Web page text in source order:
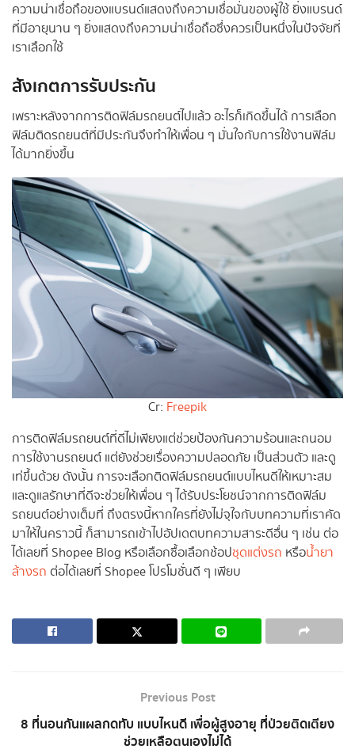
ความน่าเชื่อถือของแบรนด์แสดงถึงความเชื่อมั่นของผู้ใช้ ยิ่งแบรนด์
ที่มีอายุนาน ๆ ยิ่งแสดงถึงความน่าเชื่อถือซึ่งควรเป็นหนึ่งในปัจจัยที่
เราเลือกใช้
สังเกตการรับประกัน
เพราะหลังจากการติดฟิล์มรถยนต์ไปแล้ว อะไรก็เกิดขึ้นได้ การเลือก
ฟิล์มติดรถยนต์ที่มีประกันจึงทำให้เพื่อน ๆ มั่นใจกับการใช้งานฟิล์ม
ได้มากยิ่งขึ้น
Cr: Freepik
การติดฟิล์มรถยนต์ที่ดีไม่เพียงแต่ช่วยป้องกันความร้อนและถนอม
การใช้งานรถยนต์ แต่ยังช่วยเรื่องความปลอดภัย เป็นส่วนตัว และดู
เท่ขึ้นด้วย ดังนั้น การจะเลือกติดฟิล์มรถยนต์แบบไหนดีให้เหมาะสม
และดูแลรักษาที่ดีจะช่วยให้เพื่อน ๆ ได้รับประโยชน์จากการติดฟิล์ม
รถยนต์อย่างเต็มที่ ถึงตรงนี้หากใครที่ยังไม่จุใจกับบทความที่เราคัด
มาให้ในคราวนี้ ก็สามารถเข้าไปอัปเดตบทความสาระดีอื่น ๆ เช่น ต่อ
ได้เลยที่ Shopee Blog หรือเลือกซื้อเลือกช้อปชุดแต่งรถ หรือน้ำยา
ล้างรถ ต่อได้เลยที่ Shopee โปรโมชั่นดี ๆ เพียบ
Previous Post
8 ที่นอนกันแผลกดทับ แบบไหนดี เพื่อผู้สูงอายุ ที่ป่วยติดเตียง
ช่วยเหลือตนเองไม่ได้